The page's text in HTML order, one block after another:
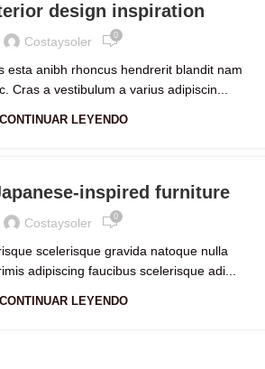
design inspiration
Costaysoler 0
esta anibh rhoncus hendrerit blandit nam
Cras a vestibulum a varius adipiscin...
CONTINUAR LEYENDO
inspired furniture
Costaysoler 0
scelerisque gravida natoque nulla
adipiscing faucibus scelerisque adi...
CONTINUAR LEYENDO